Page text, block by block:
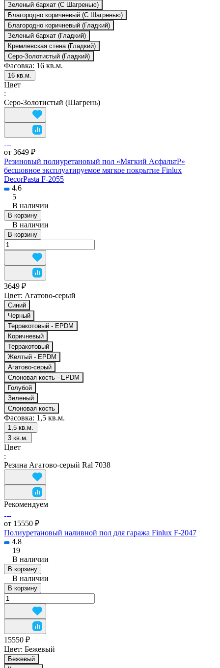
Зеленый бархат (С Шагренью)
Благородно коричневый (С Шагренью)
Благородно коричневый (Гладкий)
Зеленый бархат (Гладкий)
Кремлевская стена (Гладкий)
Серо-Золотистый (Гладкий)
Фасовка: 16 кв.м.
16 кв.м.
Цвет
:
Серо-Золотистый (Шагрень)
от 3649 ₽
Резиновый полиуретановый пол «Мягкий АсфальтР»
бесшовное эксплуатируемое мягкое покрытие Finlux
DecorPasta F-2055
4.6
5
В наличии
В корзину
В наличии
В корзину
3649 ₽
Цвет: Агатово-серый
Синий
Черный
Терракотовый - EPDM
Коричневый
Терракотовый
Желтый - EPDM
Агатово-серый
Слоновая кость - EPDM
Голубой
Зеленый
Слоновая кость
Фасовка: 1,5 кв.м.
1,5 кв.м.
3 кв.м.
Цвет
:
Резина Агатово-серый Ral 7038
Рекомендуем
от 15550 ₽
Полиуретановый наливной пол для гаража Finlux F-2047
4.8
19
В наличии
В корзину
В наличии
В корзину
15550 ₽
Цвет: Бежевый
Бежевый